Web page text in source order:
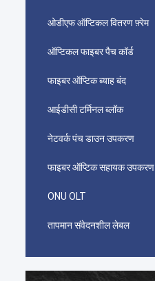
ओडीएफ ऑप्टिकल वितरण फ़्रेम
ऑप्टिकल फाइबर पैच कॉर्ड
फाइबर ऑप्टिक ब्याह बंद
आईडीसी टर्मिनल ब्लॉक
नेटवर्क पंच डाउन उपकरण
फाइबर ऑप्टिक सहायक उपकरण
ONU OLT
तापमान संवेदनशील लेबल